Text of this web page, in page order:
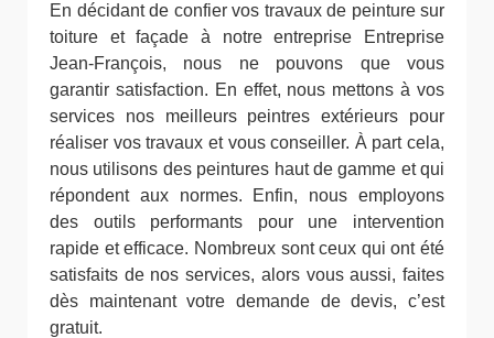
En décidant de confier vos travaux de peinture sur
toiture et façade à notre entreprise Entreprise
Jean-François, nous ne pouvons que vous
garantir satisfaction. En effet, nous mettons à vos
services nos meilleurs peintres extérieurs pour
réaliser vos travaux et vous conseiller. À part cela,
nous utilisons des peintures haut de gamme et qui
répondent aux normes. Enfin, nous employons
des outils performants pour une intervention
rapide et efficace. Nombreux sont ceux qui ont été
satisfaits de nos services, alors vous aussi, faites
dès maintenant votre demande de devis, c’est
gratuit.